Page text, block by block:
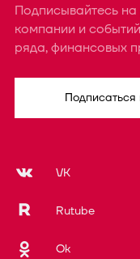
Подписывайтесь
компании и
ряда, финансовых
VK
Rutube
Ok